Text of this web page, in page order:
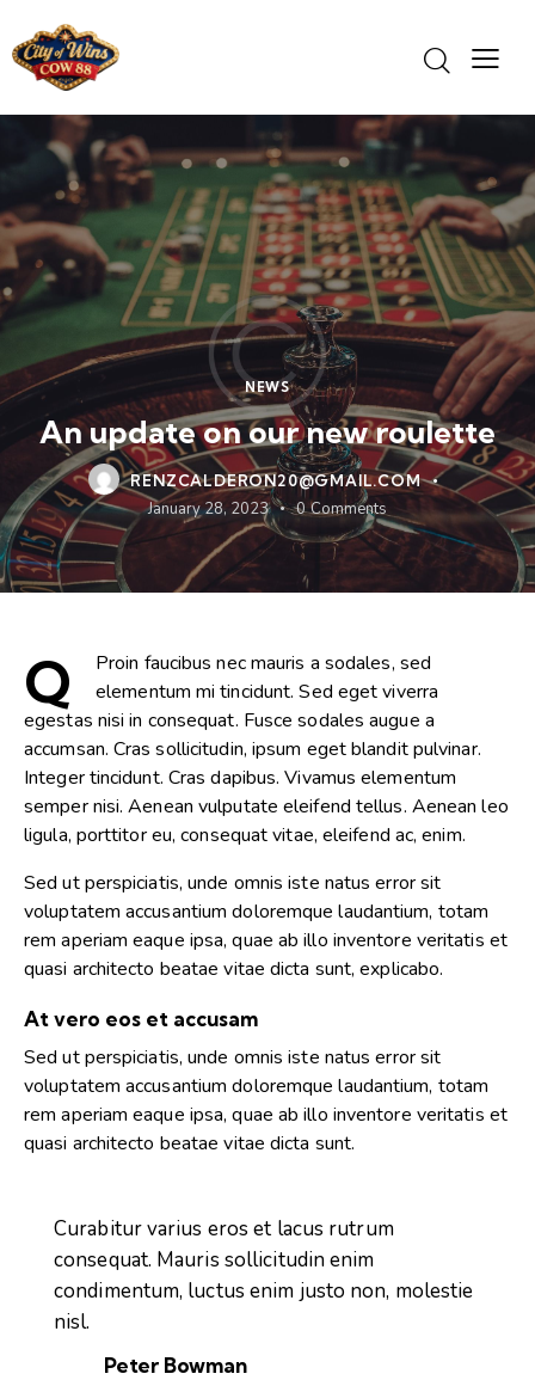
NEWS
An update on our new roulette
RENZCALDERON20@GMAIL.COM
January 28, 2023 0 Comments
Q
Proin faucibus nec mauris a sodales, sed
elementum mi tincidunt. Sed eget viverra
egestas nisi in consequat. Fusce sodales augue a
accumsan. Cras sollicitudin, ipsum eget blandit pulvinar.
Integer tincidunt. Cras dapibus. Vivamus elementum
semper nisi. Aenean vulputate eleifend tellus. Aenean leo
ligula, porttitor eu, consequat vitae, eleifend ac, enim.
Sed ut perspiciatis, unde omnis iste natus error sit
voluptatem accusantium doloremque laudantium, totam
rem aperiam eaque ipsa, quae ab illo inventore veritatis et
quasi architecto beatae vitae dicta sunt, explicabo.
At vero eos et accusam
Sed ut perspiciatis, unde omnis iste natus error sit
voluptatem accusantium doloremque laudantium, totam
rem aperiam eaque ipsa, quae ab illo inventore veritatis et
quasi architecto beatae vitae dicta sunt.
Curabitur varius eros et lacus rutrum
consequat. Mauris sollicitudin enim
condimentum, luctus enim justo non, molestie
nisl.
Peter Bowman